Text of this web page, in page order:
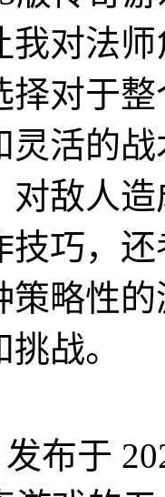
我对法
择对于
灵活的
对敌人
技巧，
策略性
战。
发布于